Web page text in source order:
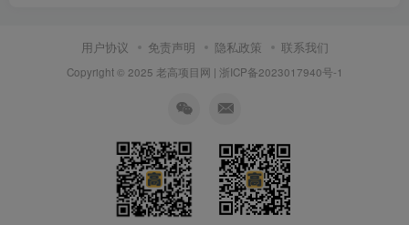
用户协议 免责声明 隐私政策 联系我们
Copyright © 2025 老高项目网 | 浙ICP备2023017940号-1